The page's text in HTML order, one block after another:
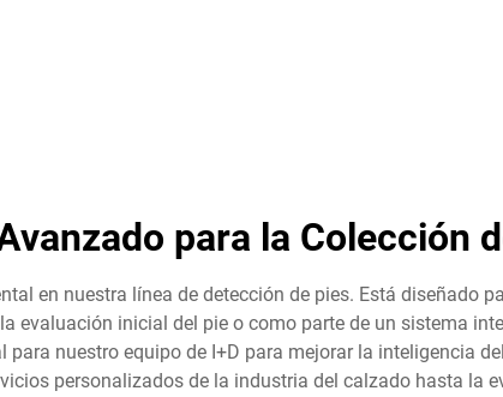
para la Colección
en nuestra línea de detección de pies. Está diseñado
evaluación inicial del pie o como parte de un sistema
nuestro equipo de I+D para mejorar la inteligencia
personalizados de la industria del calzado hasta la